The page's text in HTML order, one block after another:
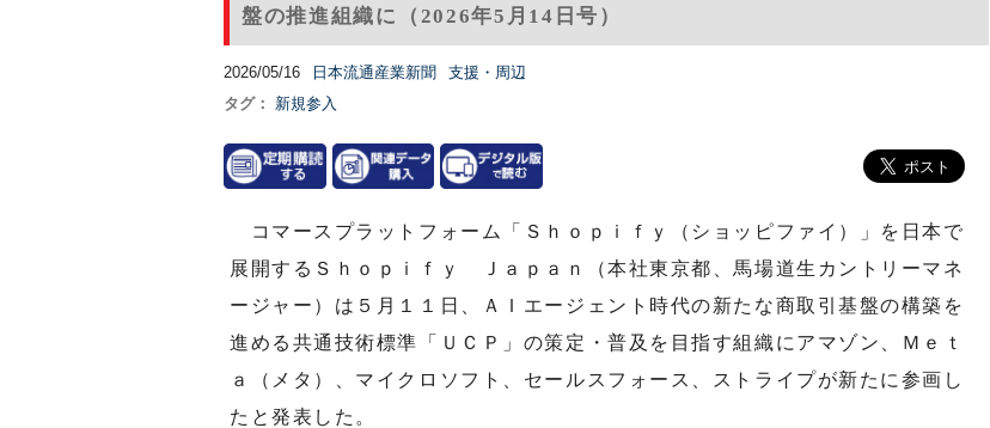
盤の推進組織に（2026年5月14日号）
2026/05/16 日本流通産業新聞
支援・周辺
タグ：
新規参入
コマースプラットフォーム「Ｓｈｏｐｉｆｙ（ショッピファイ）」を日本で
展開するＳｈｏｐｉｆｙ Ｊａｐａｎ（本社東京都、馬場道生カントリーマネ
ージャー）は５月１１日、ＡＩエージェント時代の新たな商取引基盤の構築を
進める共通技術標準「ＵＣＰ」の策定・普及を目指す組織にアマゾン、Ｍｅｔ
ａ（メタ）、マイクロソフト、セールスフォース、ストライプが新たに参画し
たと発表した。